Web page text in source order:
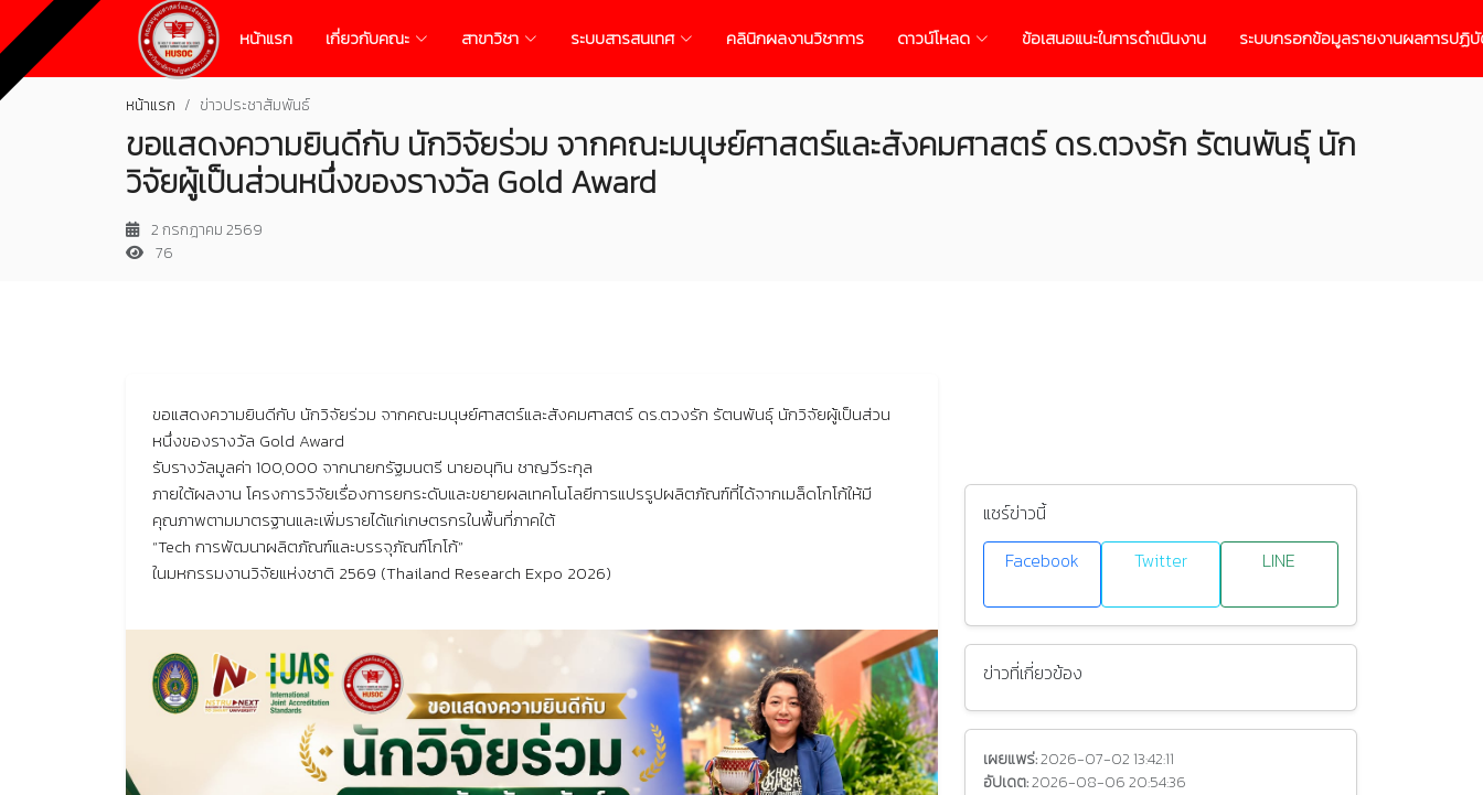
หน้าแรก เกี่ยวกับคณะ สาขาวิชา ระบบสารสนเทศ คลินิกผลงานวิชาการ ดาวน์โหลด ข้อเสนอแนะในการดำเนินงาน ระบบกรอกข้อมูลรายงานผลการปฏิ
หน้าแรก ข่าวประชาสัมพันธ์
ขอแสดงความยินดีกับ นักวิจัยร่วม จากคณะมนุษย์ศาสตร์และสังคมศาสตร์ ดร.ตวงรัก รัตนพันธุ์ นัก
วิจัยผู้เป็นส่วนหนึ่งของรางวัล Gold Award
2 กรกฎาคม 2569
76
ขอแสดงความยินดีกับ นักวิจัยร่วม จากคณะมนุษย์ศาสตร์และสังคมศาสตร์ ดร.ตวงรัก รัตนพันธุ์ นักวิจัยผู้เป็นส่วน
หนึ่งของรางวัล Gold Award
รับรางวัลมูลค่า 100,000 จากนายกรัฐมนตรี นายอนุทิน ชาญวีระกุล
ภายใต้ผลงาน โครงการวิจัยเรื่องการยกระดับและขยายผลเทคโนโลยีการแปรรูปผลิตภัณฑ์ที่ได้จากเมล็ดโกโก้ให้มี
คุณภาพตามมาตรฐานและเพิ่มรายได้แก่เกษตรกรในพื้นที่ภาคใต้
“Tech การพัฒนาผลิตภัณฑ์และบรรจุภัณฑ์โกโก้”
ในมหกรรมงานวิจัยแห่งชาติ 2569 (Thailand Research Expo 2026)
แชร์ข่าวนี้
Facebook
Twitter LINE
ข่าวที่เกี่ยวข้อง
เผยแพร่:2026-07-02 13:42:11
อัปเดต:2026-08-06 20:54:36